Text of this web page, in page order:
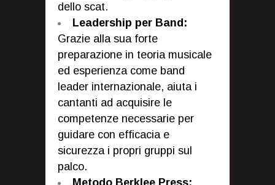
dello scat.
Leadership per Band:
Grazie alla sua forte
preparazione in teoria musicale
ed esperienza come band
leader internazionale, aiuta i
cantanti ad acquisire le
competenze necessarie per
guidare con efficacia e
sicurezza i propri gruppi sul
palco.
Metodo Berklee Press: